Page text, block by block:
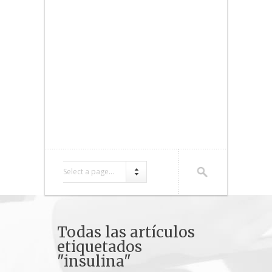
Select a page...
Todas las artículos
etiquetados
"insulina"